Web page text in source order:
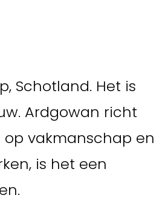
Schotland. Het is
Ardgowan richt
op vakmanschap en
is het een